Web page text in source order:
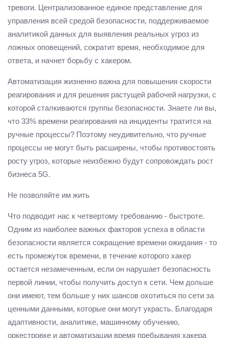
тревоги. Централизованное единое представление для
управления всей средой безопасности, поддерживаемое
аналитикой данных для выявления реальных угроз из
ложных оповещений, сократит время, необходимое для
ответа, и начнет борьбу с хакером.
Автоматизация жизненно важна для повышения скорости
реагирования и для решения растущей рабочей нагрузки, с
которой сталкиваются группы безопасности. Знаете ли вы,
что 33% времени реагирования на инциденты тратится на
ручные процессы? Поэтому неудивительно, что ручные
процессы не могут быть расширены, чтобы противостоять
росту угроз, которые неизбежно будут сопровождать рост
бизнеса 5G.
Не позволяйте им жить
Что подводит нас к четвертому требованию - быстроте.
Одним из наиболее важных факторов успеха в области
безопасности является сокращение времени ожидания - то
есть промежуток времени, в течение которого хакер
остается незамеченным, если он нарушает безопасность
первой линии, чтобы получить доступ к сети. Чем дольше
они имеют, тем больше у них шансов охотиться по сети за
ценными данными, которые они могут украсть. Благодаря
адаптивности, аналитике, машинному обучению,
оркестровке и автоматизации время пребывания хакера